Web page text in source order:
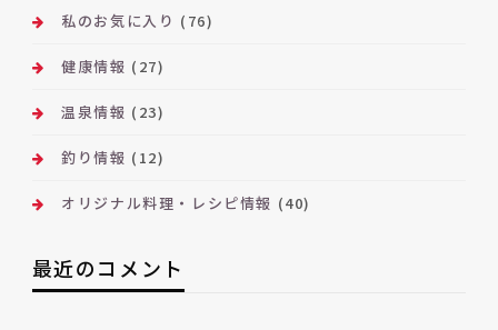
私のお気に入り (76)
健康情報 (27)
温泉情報 (23)
釣り情報 (12)
オリジナル料理・レシピ情報 (40)
最近のコメント